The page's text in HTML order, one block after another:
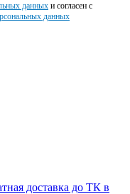
данных и согласен с
данных
доставка до ТК в